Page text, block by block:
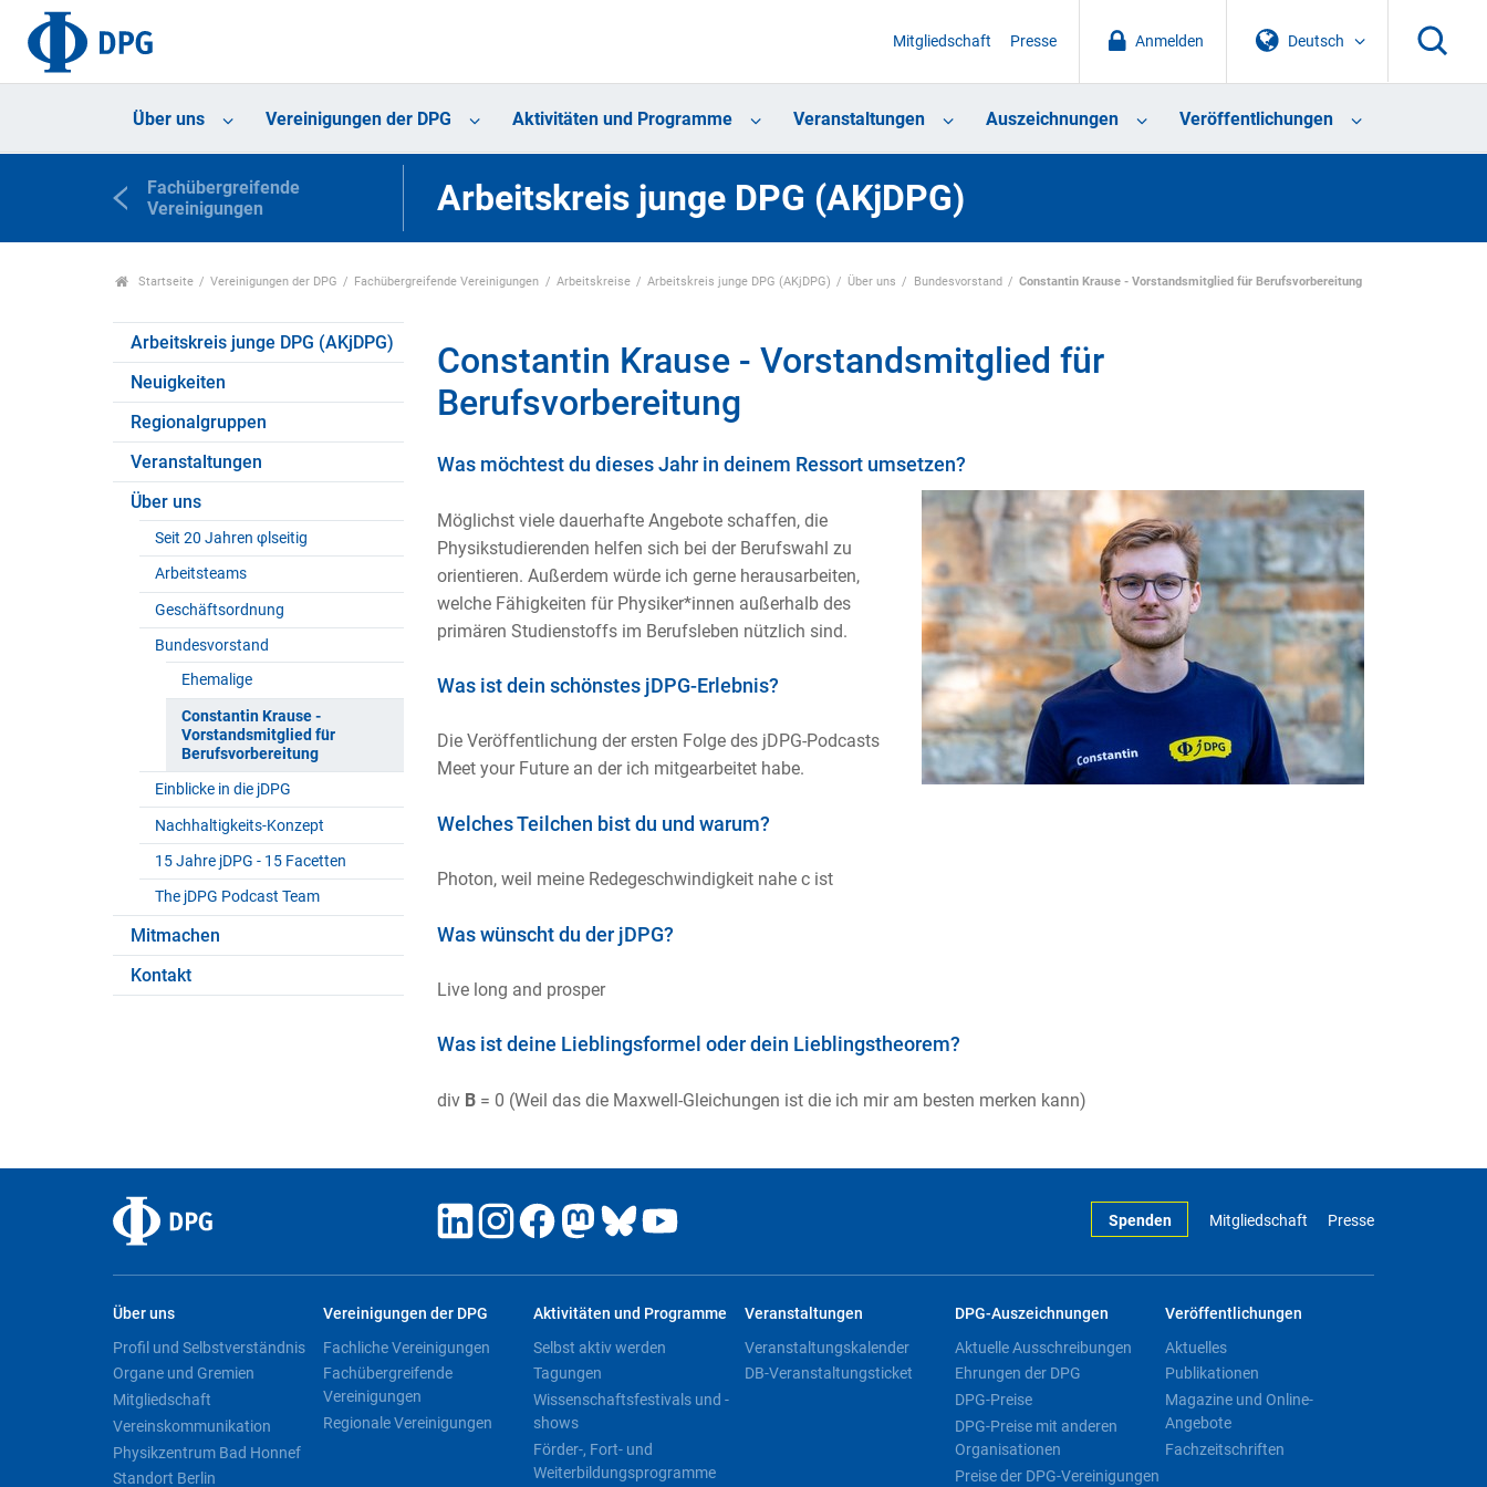
Deutsch
Anmelden
Mitgliedschaft Presse
Über uns Vereinigungen der DPG Aktivitäten und Programme Veranstaltungen Auszeichnungen Veröffentlichungen
Fachübergreifende
Vereinigungen
Arbeitskreis junge DPG (AKjDPG)
Startseite Vereinigungen der DPG Fachübergreifende Vereinigungen Arbeitskreise Arbeitskreis junge DPG (AKjDPG) Über uns Bundesvorstand Constantin Krause - Vorstandsmitglied für Berufsvorbereitung
Arbeitskreis junge DPG (AKjDPG)
Neuigkeiten
Regionalgruppen
Veranstaltungen
Über uns
Seit 20 Jahren φlseitig
Arbeitsteams
Geschäftsordnung
Bundesvorstand
Ehemalige
Constantin Krause -
Vorstandsmitglied für
Berufsvorbereitung
Einblicke in die jDPG
Nachhaltigkeits-Konzept
15 Jahre jDPG - 15 Facetten
The jDPG Podcast Team
Mitmachen
Kontakt
Constantin Krause - Vorstandsmitglied für
Berufsvorbereitung
Was möchtest du dieses Jahr in deinem Ressort umsetzen?
Möglichst viele dauerhafte Angebote schaffen, die
Physikstudierenden helfen sich bei der Berufswahl zu
orientieren. Außerdem würde ich gerne herausarbeiten,
welche Fähigkeiten für Physiker*innen außerhalb des
primären Studienstoffs im Berufsleben nützlich sind.
Was ist dein schönstes jDPG-Erlebnis?
Die Veröffentlichung der ersten Folge des jDPG-Podcasts
Meet your Future an der ich mitgearbeitet habe.
Welches Teilchen bist du und warum?
Photon, weil meine Redegeschwindigkeit nahe c ist
Was wünscht du der jDPG?
Live long and prosper
Was ist deine Lieblingsformel oder dein Lieblingstheorem?
div B= 0 (Weil das die Maxwell-Gleichungen ist die ich mir am besten merken kann)
Spenden Mitgliedschaft Presse
Über uns
Profil und Selbstverständnis
Organe und Gremien
Mitgliedschaft
Vereinskommunikation
Physikzentrum Bad Honnef
Standort Berlin
Vereinigungen der DPG
Fachliche Vereinigungen
Fachübergreifende
Vereinigungen
Regionale Vereinigungen
Aktivitäten und Programme
Selbst aktiv werden
Tagungen
Wissenschaftsfestivals und -
shows
Förder-, Fort- und
Weiterbildungsprogramme
Veranstaltungen
Veranstaltungskalender
DB-Veranstaltungsticket
DPG-Auszeichnungen
Aktuelle Ausschreibungen
Ehrungen der DPG
DPG-Preise
DPG-Preise mit anderen
Organisationen
Preise der DPG-Vereinigungen
Veröffentlichungen
Aktuelles
Publikationen
Magazine und Online-
Angebote
Fachzeitschriften